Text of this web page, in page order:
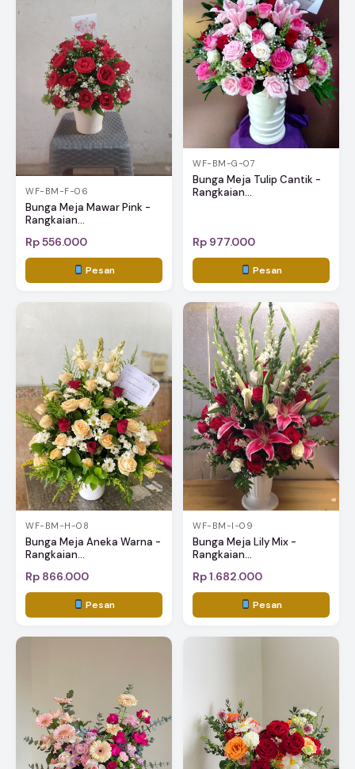
WF-BM-F-06
Bunga Meja Mawar Pink -
Rangkaian...
Rp 556.000
Pesan
WF-BM-G-07
Bunga Meja Tulip Cantik -
Rangkaian...
Rp 977.000
Pesan
WF-BM-H-08
Bunga Meja Aneka Warna -
Rangkaian...
Rp 866.000
Pesan
WF-BM-I-09
Bunga Meja Lily Mix -
Rangkaian...
Rp 1.682.000
Pesan